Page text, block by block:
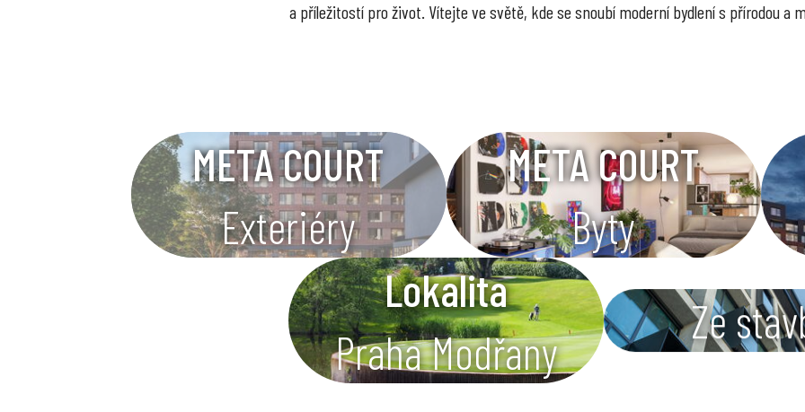
a příležitostí pro život. Vítejte ve světě, kde se snoubí moderní bydlení s přírodou a
META COURT
Exteriéry
META COURT
Byty
Lokalita
Praha Modřany
Ze